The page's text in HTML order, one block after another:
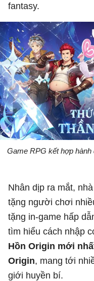
fantasy.
Game RPG kết hợp
Nhân dịp ra mắt,
tặng người chơi
tặng in-game hấp
tìm hiểu cách nhập
Hồn Origin mới
Origin, mang tới
giới huyền bí.